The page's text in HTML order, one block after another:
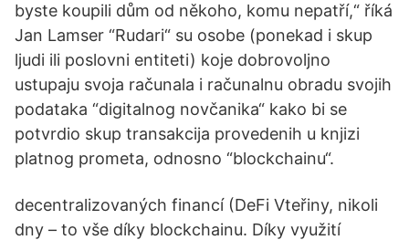
byste koupili dům od někoho, komu nepatří,“ říká
Jan Lamser “Rudari“ su osobe (ponekad i skup
ljudi ili poslovni entiteti) koje dobrovoljno
ustupaju svoja računala i računalnu obradu svojih
podataka “digitalnog novčanika“ kako bi se
potvrdio skup transakcija provedenih u knjizi
platnog prometa, odnosno “blockchainu“.
decentralizovaných financí (DeFi Vteřiny, nikoli
dny – to vše díky blockchainu. Díky využití